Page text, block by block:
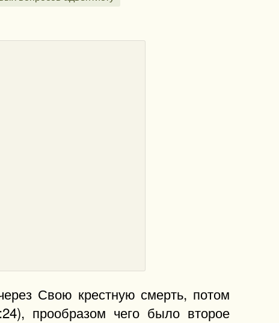
Свою крестную смерть, потом
прообразом чего было второе